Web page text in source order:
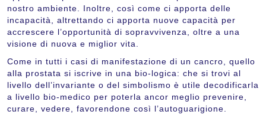
nostro ambiente. Inoltre, così come ci apporta delle
incapacità, altrettando ci apporta nuove capacità per
accrescere l’opportunità di sopravvivenza, oltre a una
visione di nuova e miglior vita.
Come in tutti i casi di manifestazione di un cancro, quello
alla prostata si iscrive in una bio-logica: che si trovi al
livello dell’invariante o del simbolismo è utile decodificarla
a livello bio-medico per poterla ancor meglio prevenire,
curare, vedere, favorendone così l’autoguarigione.